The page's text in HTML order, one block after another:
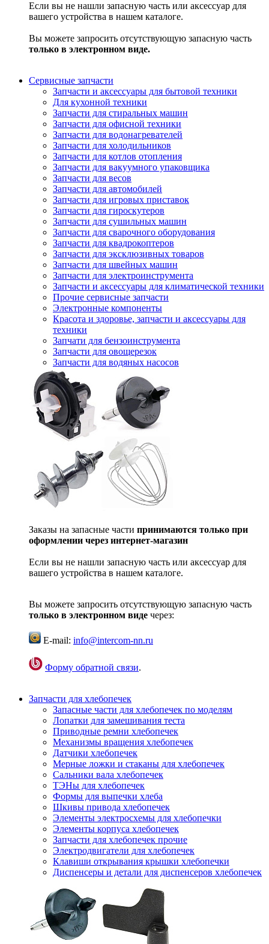
Если вы не нашли запасную часть или аксессуар для
вашего устройства в нашем каталоге.
Вы можете запросить отсутствующую запасную часть
только в электронном виде.
Сервисные запчасти
Запчасти и аксессуары для бытовой техники
Для кухонной техники
Запчасти для стиральных машин
Запчасти для офисной техники
Запчасти для водонагревателей
Запчасти для холодильников
Запчасти для котлов отопления
Запчасти для вакуумного упаковщика
Запчасти для весов
Запчасти для автомобилей
Запчасти для игровых приставок
Запчасти для гироскутеров
Запчасти для сушильных машин
Запчасти для сварочного оборудования
Запчасти для квадрокоптеров
Запчасти для эксклюзивных товаров
Запчасти для швейных машин
Запчасти для электроинструмента
Запчасти и аксессуары для климатической техники
Прочие сервисные запчасти
Электронные компоненты
Красота и здоровье, запчасти и аксессуары для
техники
Запчати для бензоинструмента
Запчасти для овощерезок
Запчасти для водяных насосов
Заказы на запасные части принимаются только при
оформлении через интернет-магазин
Если вы не нашли запасную часть или аксессуар для
вашего устройства в нашем каталоге.
Вы можете запросить отсутствующую запасную часть
только в электронном виде через:
E-mail: info@intercom-nn.ru
Форму обратной связи.
Запчасти для хлебопечек
Запасные части для хлебопечек по моделям
Лопатки для замешивания теста
Приводные ремни хлебопечек
Механизмы вращения хлебопечек
Датчики хлебопечек
Мерные ложки и стаканы для хлебопечек
Сальники вала хлебопечек
ТЭНы для хлебопечек
Формы для выпечки хлеба
Шкивы привода хлебопечек
Элементы электросхемы для хлебопечки
Элементы корпуса хлебопечек
Запчасти для хлебопечек прочие
Электродвигатели для хлебопечек
Клавиши открывания крышки хлебопечки
Диспенсеры и детали для диспенсеров хлебопечек